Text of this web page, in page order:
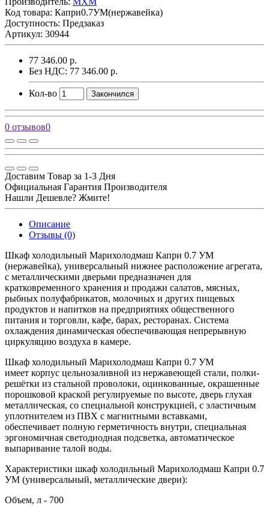
Код товара: Капри0.7УМ(нержавейка)
Доступность: Предзаказ
Артикул: 30944
77 346.00 р.
Без НДС: 77 346.00 р.
Кол-во Закончился
0 отзывов0
Доставим Товар за 1-3 Дня
Официальная Гарантия Производителя
Нашли Дешевле? Жмите!
Описание
Отзывы (0)
Шкаф холодильный Марихолодмаш Капри 0.7 УМ
(нержавейка), универсальный нижнее расположение агрегата,
с металлическими дверьми предназначен для
кратковременного хранения и продажи салатов, мясных,
рыбных полуфабрикатов, молочных и других пищевых
продуктов и напитков на предприятиях общественного
питания и торговли, кафе, барах, ресторанах. Система
охлаждения динамическая обеспечивающая непрерывную
циркуляцию воздуха в камере.
Шкаф холодильный Марихолодмаш Капри 0.7 УМ
имеет корпус цельнозаливной из нержавеющей стали, полки-
решётки из стальной проволоки, оцинкованные, окрашенные
порошковой краской регулируемые по высоте, дверь глухая
металлическая, со специальной конструкцией, с эластичным
уплотнителем из ПВХ с магнитными вставками,
обеспечивает полную герметичность внутри, специальная
эргономичная светодиодная подсветка, автоматическое
выпаривание талой воды.
Характеристики шкаф холодильный Марихолодмаш Капри 0.7
УМ (универсальный, металлические двери):
Объем, л - 700